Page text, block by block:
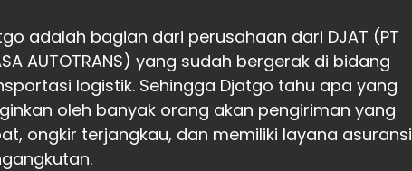
adalah bagian dari perusahaan dari DJAT (PT
AUTOTRANS) yang sudah bergerak di bidang
logistik. Sehingga Djatgo tahu apa yang
oleh banyak orang akan pengiriman yang
ongkir terjangkau, dan memiliki layana asuransi